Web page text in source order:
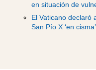
en situación de
El Vaticano declaró
San Pío X ‘en